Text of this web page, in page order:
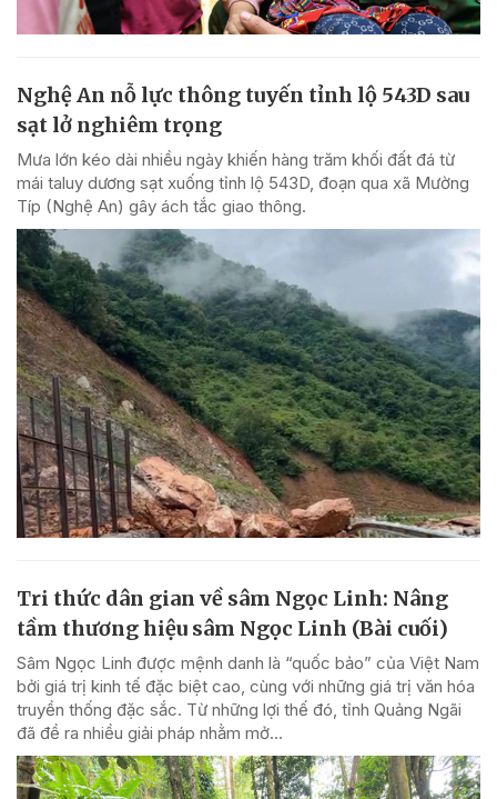
Nghệ An nỗ lực thông tuyến tỉnh lộ 543D sau
sạt lở nghiêm trọng
Mưa lớn kéo dài nhiều ngày khiến hàng trăm khối đất đá từ
mái taluy dương sạt xuống tỉnh lộ 543D, đoạn qua xã Mường
Típ (Nghệ An) gây ách tắc giao thông.
Tri thức dân gian về sâm Ngọc Linh: Nâng
tầm thương hiệu sâm Ngọc Linh (Bài cuối)
Sâm Ngọc Linh được mệnh danh là “quốc bảo” của Việt Nam
bởi giá trị kinh tế đặc biệt cao, cùng với những giá trị văn hóa
truyền thống đặc sắc. Từ những lợi thế đó, tỉnh Quảng Ngãi
đã đề ra nhiều giải pháp nhằm mở...